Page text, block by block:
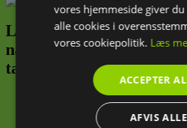
Lad mig være din have-
navigerer dig fra din
tanke til din konkrete
Opmåling af haven
Tilkøb – planteplan eller
Hjælp insekterne
vores hjemmeside giver
alle cookies i
vores cookiepolitik. Læs
ACCEPTER
AFVIS ALLE